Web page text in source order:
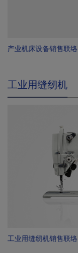
产业机床设备销售联络
工业用缝纫机
工业用缝纫机销售联络